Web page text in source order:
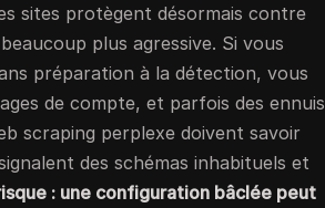
sites protègent désormais contre
plus agressive. Si vous
préparation à la détection, vous
de compte, et parfois des ennuis
scraping perplexe doivent savoir
des schémas inhabituels et
: une configuration bâclée peut